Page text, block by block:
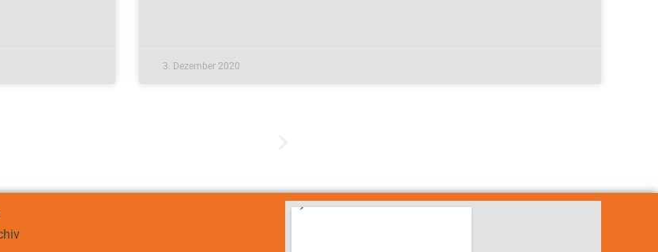
3. Dezember 2020